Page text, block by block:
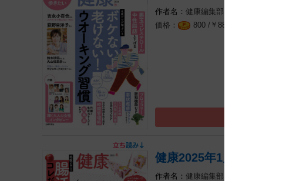
健康編集部
800 / ￥ 880
健康2025年1月冬号
健康編集部